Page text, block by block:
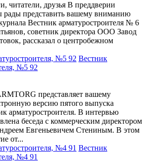
читатели, друзья В преддверии
рады представить вашему вниманию
Вестник арматуростроителя № 6
советник директора ООО Завод
рассказал о центробежном
Вестник
№5 92
представляет вашему
версию пятого выпуска
арматуростроителя. В интервью
беседа с коммерческим директором
Евгеньевичем Стениным. В этом
от...
Вестник
№4 91